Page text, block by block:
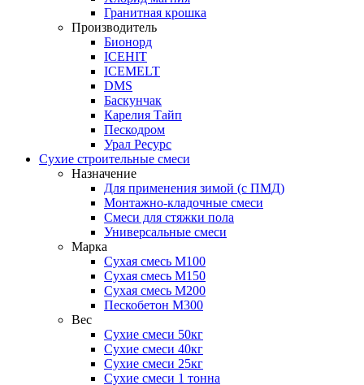
Гранитная крошка
Производитель
Бионорд
ICEHIT
ICEMELT
DMS
Баскунчак
Карелия Тайп
Пескодром
Урал Ресурс
Сухие строительные смеси
Назначение
Для применения зимой (с ПМД)
Монтажно-кладочные смеси
Смеси для стяжки пола
Универсальные смеси
Марка
Сухая смесь М100
Сухая смесь М150
Сухая смесь М200
Пескобетон М300
Вес
Сухие смеси 50кг
Сухие смеси 40кг
Сухие смеси 25кг
Сухие смеси 1 тонна